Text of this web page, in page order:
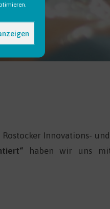
Rostocker Innovations-
haben wir uns